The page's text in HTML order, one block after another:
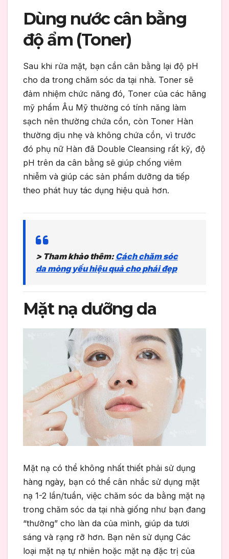
Dùng nước cân bằng
độ ẩm (Toner)
Sau khi rửa mặt, bạn cần cân bằng lại độ pH
cho da trong chăm sóc da tại nhà. Toner sẽ
đảm nhiệm chức năng đó, Toner của các hãng
mỹ phẩm Âu Mỹ thường có tính năng làm
sạch nên thường chứa cồn, còn Toner Hàn
thường dịu nhẹ và không chứa cồn, vì trước
đó phụ nữ Hàn đã Double Cleansing rất kỹ, độ
pH trên da cân bằng sẽ giúp chống viêm
nhiễm và giúp các sản phẩm dưỡng da tiếp
theo phát huy tác dụng hiệu quả hơn.
> Tham khảo thêm:Cách chăm sóc
da mỏng yếu hiệu quả cho phái đẹp
Mặt nạ dưỡng da
Mặt nạ có thể không nhất thiết phải sử dụng
hàng ngày, bạn có thể cân nhắc sử dụng mặt
nạ 1-2 lần/tuần, việc chăm sóc da bằng mặt nạ
trong chăm sóc da tại nhà giống như bạn đang
“thưởng” cho làn da của mình, giúp da tươi
sáng và rạng rỡ hơn. Bạn nên sử dụng Các
loại mặt nạ tự nhiên hoặc mặt nạ đặc trị của